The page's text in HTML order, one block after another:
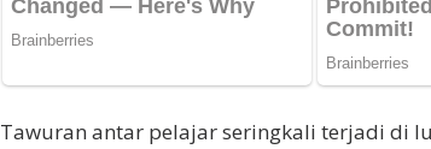
Tawuran antar pelajar seringkali terjadi di